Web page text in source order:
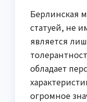
Берлинская
статуей, не
является
обладает
огромное